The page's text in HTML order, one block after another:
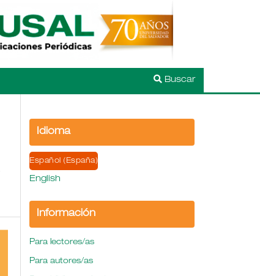
Buscar
Idioma
Español (España)
English
Información
Para lectores/as
Para autores/as